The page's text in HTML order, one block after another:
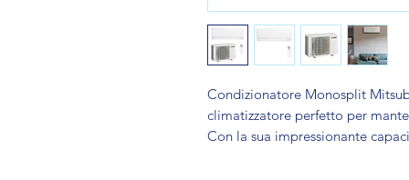
Condizionatore Monosplit
climatizzatore perfetto per
Con la sua impressionante